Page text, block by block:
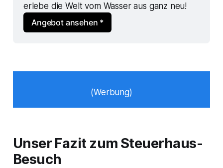
erlebe die Welt vom Wasser aus ganz neu!
Angebot ansehen *
(Werbung)
Unser Fazit zum Steuerhaus-
Besuch